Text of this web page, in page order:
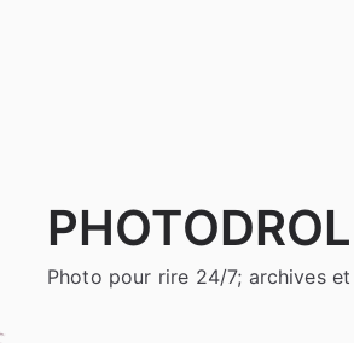
Photo pour rire 24/7; archives et